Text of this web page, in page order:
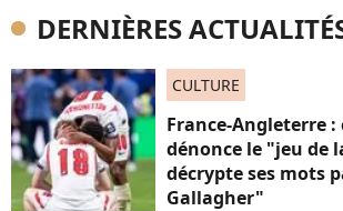
DERNIÈRES
CULTURE
France-Angleterre
dénonce le "jeu de
décrypte ses mots
Gallagher"